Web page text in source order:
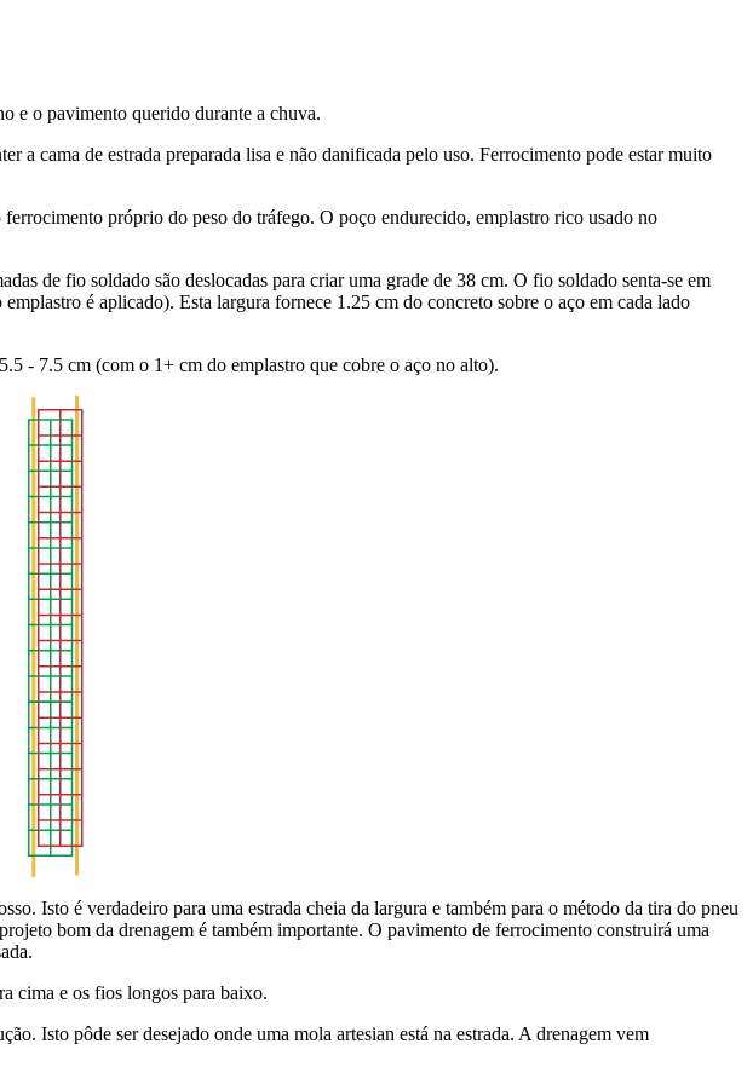
e o pavimento querido durante a chuva.
a cama de estrada preparada lisa e não danificada pelo uso. Ferrocimento pode estar muito
próprio do peso do tráfego. O poço endurecido, emplastro rico usado no
de fio soldado são deslocadas para criar uma grade de 38 cm. O fio soldado senta-se em
é aplicado). Esta largura fornece 1.25 cm do concreto sobre o aço em cada lado
- 7.5 cm (com o 1+ cm do emplastro que cobre o aço no alto).
Isto é verdadeiro para uma estrada cheia da largura e também para o método da tira do pneu
bom da drenagem é também importante. O pavimento de ferrocimento construirá uma
cima e os fios longos para baixo.
Isto pôde ser desejado onde uma mola artesian está na estrada. A drenagem vem